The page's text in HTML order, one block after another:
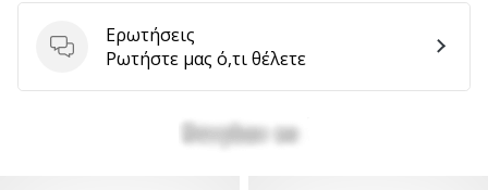
Ερωτήσεις
Ερωτήσεις
Ρωτήστε μας ό,τι θέλετε